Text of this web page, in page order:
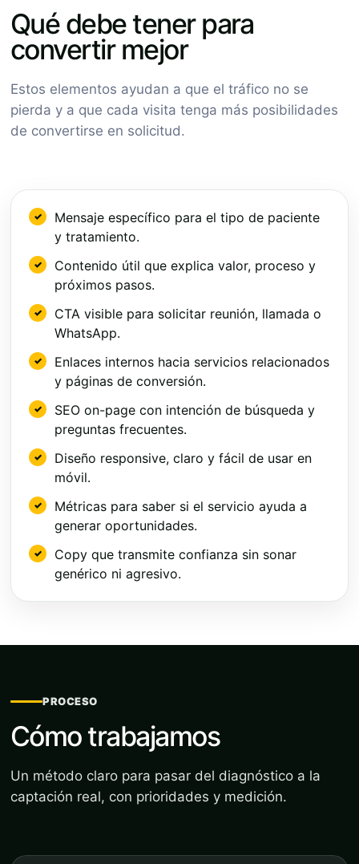
Qué debe tener para
convertir mejor
Estos elementos ayudan a que el tráfico no se
pierda y a que cada visita tenga más posibilidades
de convertirse en solicitud.
Mensaje específico para el tipo de paciente
y tratamiento.
Contenido útil que explica valor, proceso y
próximos pasos.
CTA visible para solicitar reunión, llamada o
WhatsApp.
Enlaces internos hacia servicios relacionados
y páginas de conversión.
SEO on-page con intención de búsqueda y
preguntas frecuentes.
Diseño responsive, claro y fácil de usar en
móvil.
Métricas para saber si el servicio ayuda a
generar oportunidades.
Copy que transmite confianza sin sonar
genérico ni agresivo.
PROCESO
Cómo trabajamos
Un método claro para pasar del diagnóstico a la
captación real, con prioridades y medición.